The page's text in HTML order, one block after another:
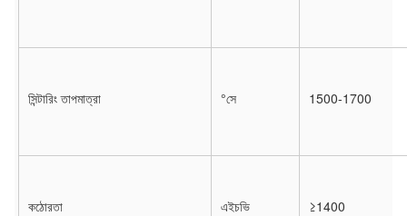
সিন্টারিং তাপমাত্রা °সে 1500-1700
কঠোরতা এইচভি ≥1400